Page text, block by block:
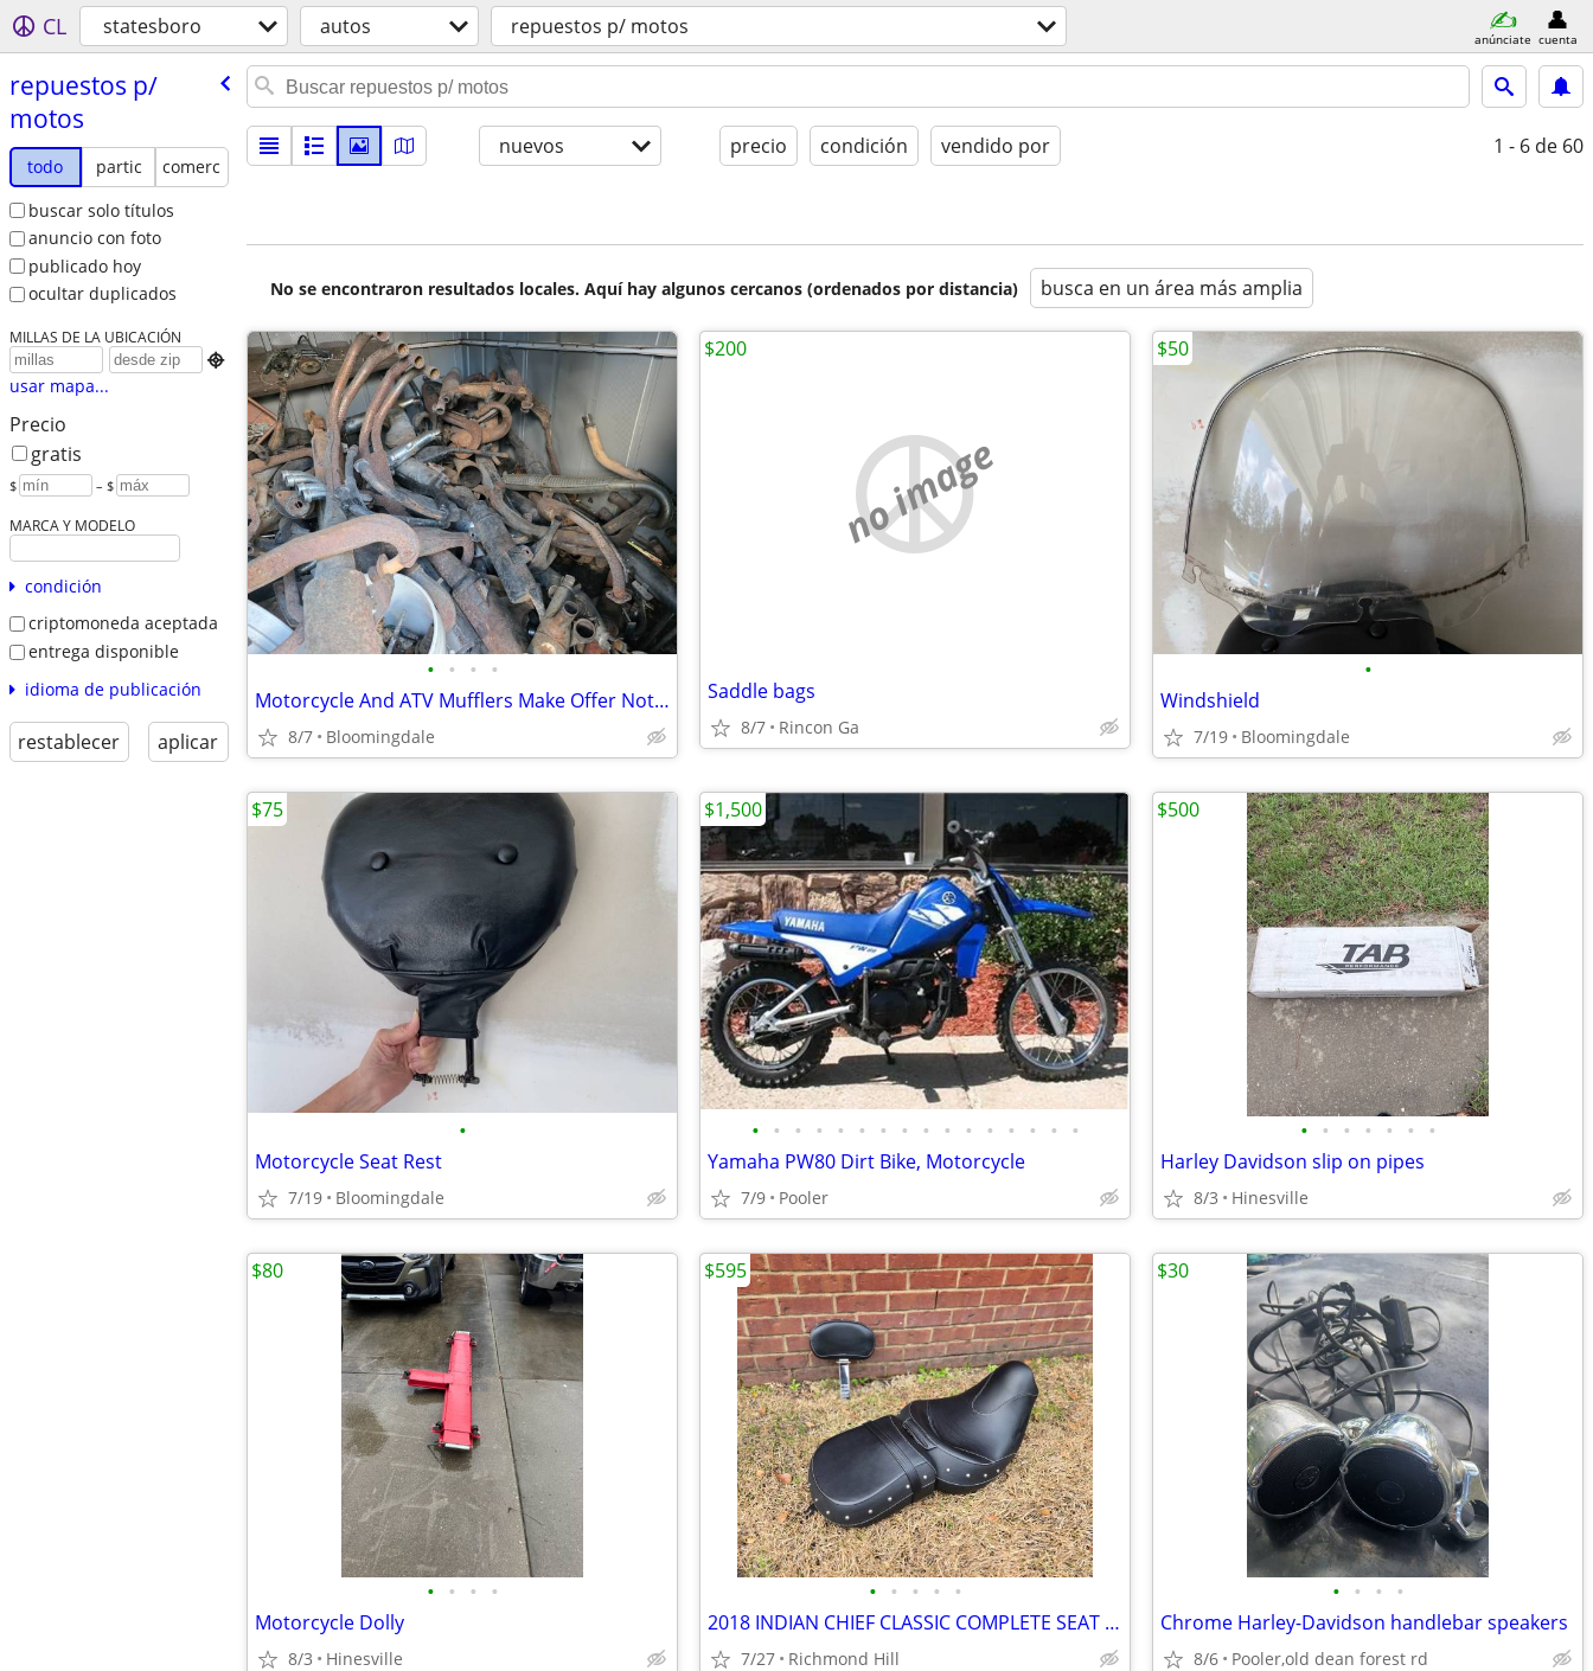
CL statesboro autos repuestos p/ motos anúnciate cuenta
repuestos p/​
motos
todo partic
comerc
buscar solo títulos
anuncio con foto
publicado hoy
ocultar duplicados
MILLAS DE LA UBICACIÓN

usar mapa...
Precio
gratis
$ – $
MARCA Y MODELO
condición
criptomoneda aceptada
entrega disponible
idioma de publicación
restablecer aplicar
nuevos precio condición vendido por 1 - 6 de 60
No se encontraron resultados locales. Aquí hay algunos cercanos (ordenados por distancia) busca en un área más amplia
• • • •
Motorcycle And ATV Mufflers Make Offer Not Sure What They Fit
8/7 Bloomingdale
no image
Saddle bags
8/7 Rincon Ga
$200
•
Windshield
7/19 Bloomingdale
$50
•
Motorcycle Seat Rest
7/19 Bloomingdale
$75
• • • • • • • • • • • • • • • •
Yamaha PW80 Dirt Bike, Motorcycle
7/9 Pooler
$1,500
• • • • • • •
Harley Davidson slip on pipes
8/3 Hinesville
$500
• • • •
Motorcycle Dolly
8/3 Hinesville
$80
• • • • •
2018 INDIAN CHIEF CLASSIC COMPLETE SEAT SET
7/27 Richmond Hill
$595
• • • •
Chrome Harley-Davidson handlebar speakers
8/6 Pooler,old dean forest rd
$30